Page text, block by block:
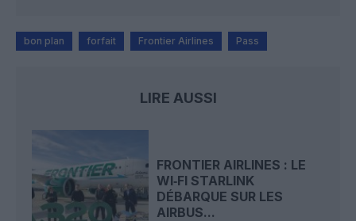
bon plan forfait Frontier Airlines Pass
LIRE AUSSI
FRONTIER AIRLINES : LE
WI‑FI STARLINK
DÉBARQUE SUR LES
AIRBUS...